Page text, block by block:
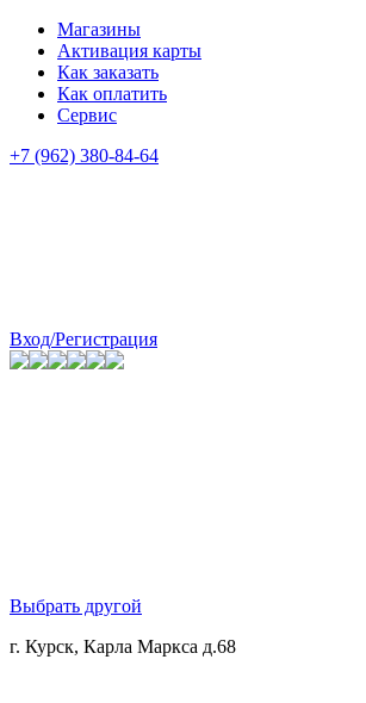
Магазины
Активация карты
Как заказать
Как оплатить
Сервис
+7 (962) 380-84-64
Вход/Регистрация
Выбрать другой
г. Курск, Карла Маркса д.68